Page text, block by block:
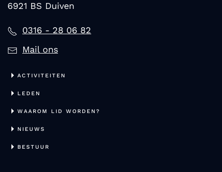
6921 BS Duiven
0316 - 28 06 82
Mail ons
ACTIVITEITEN
LEDEN
WAAROM LID WORDEN?
NIEUWS
BESTUUR